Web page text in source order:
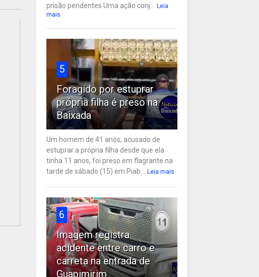
prisão pendentes Uma ação conj... Leia
mais
5
Foragido por estuprar
própria filha é preso na
Baixada
Um homem de 41 anos, acusado de
estuprar a própria filha desde que ela
tinha 11 anos, foi preso em flagrante na
tarde de sábado (15) em Piab... Leia mais
6
Imagem registra
acidente entre carro e
carreta na entrada de
Guapimirim